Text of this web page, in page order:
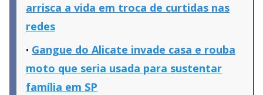
arrisca a vida em troca de curtidas nas
redes
Gangue do Alicate invade casa e rouba
moto que seria usada para sustentar
família em SP